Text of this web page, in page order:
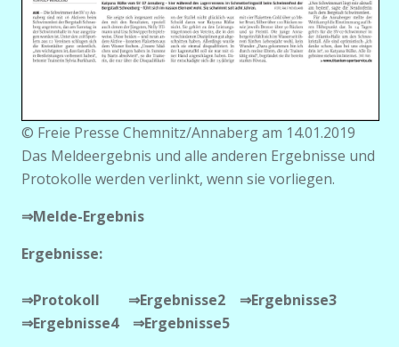
© Freie Presse Chemnitz/Annaberg am 14.01.2019
Das Meldeergebnis und alle anderen Ergebnisse und
Protokolle werden verlinkt, wenn sie vorliegen.
⇒Melde-Ergebnis
Ergebnisse:
⇒Protokoll ⇒Ergebnisse2 ⇒Ergebnisse3
⇒Ergebnisse4 ⇒Ergebnisse5